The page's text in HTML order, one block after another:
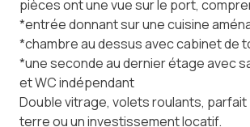
pièces ont une vue sur le port,
*entrée donnant sur une cuisine
*chambre au dessus avec cabinet de
*une seconde au dernier étage avec
et WC indépendant
Double vitrage, volets roulants, parfait
terre ou un investissement locatif.